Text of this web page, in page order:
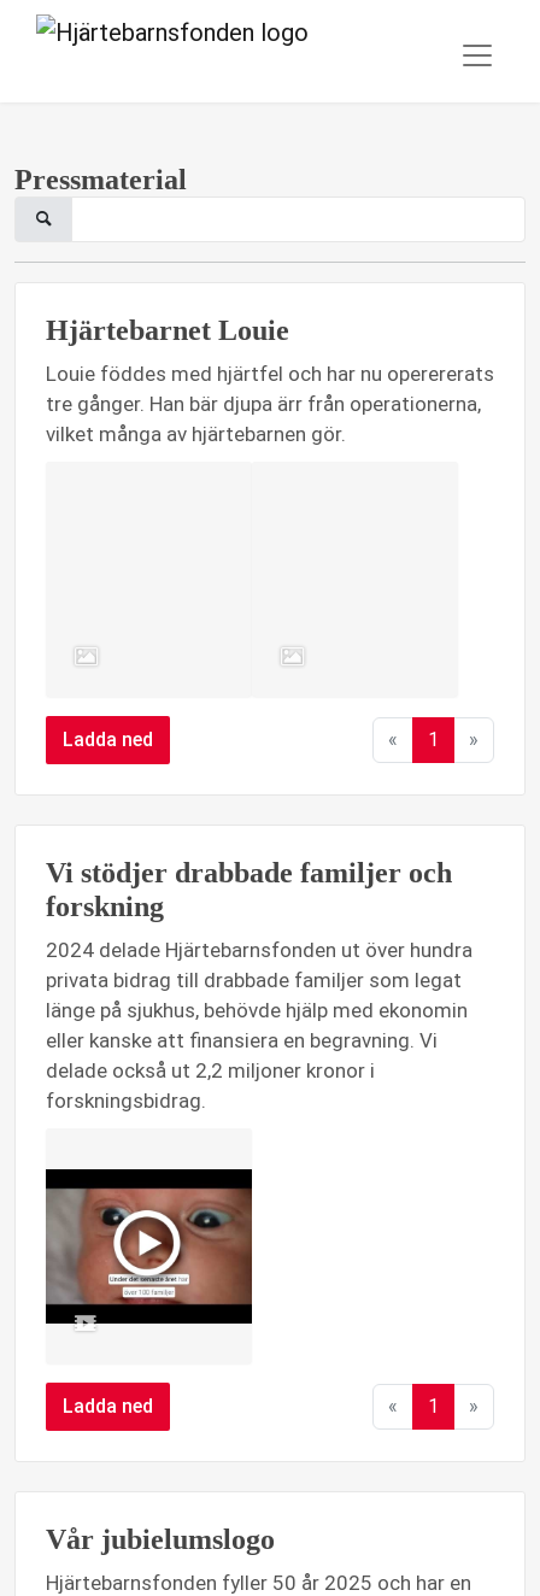
Pressmaterial
Hjärtebarnet Louie
Louie föddes med hjärtfel och har nu operererats
tre gånger. Han bär djupa ärr från operationerna,
vilket många av hjärtebarnen gör.
Ladda ned « 1 »
Vi stödjer drabbade familjer och
forskning
2024 delade Hjärtebarnsfonden ut över hundra
privata bidrag till drabbade familjer som legat
länge på sjukhus, behövde hjälp med ekonomin
eller kanske att finansiera en begravning. Vi
delade också ut 2,2 miljoner kronor i
forskningsbidrag.
Ladda ned « 1 »
Vår jubielumslogo
Hjärtebarnsfonden fyller 50 år 2025 och har en